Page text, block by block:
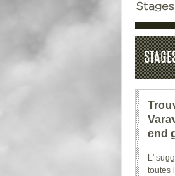
end
L'
toutes